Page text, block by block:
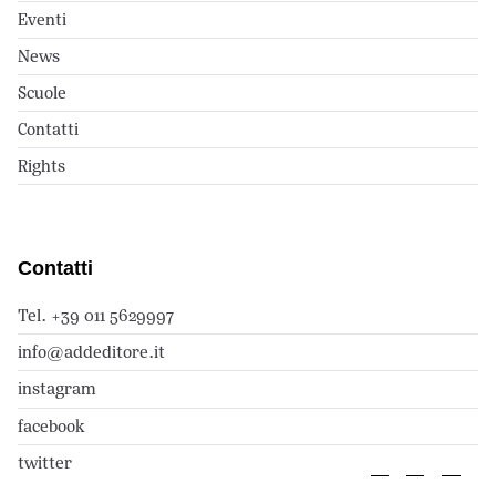
Eventi
News
Scuole
Contatti
Rights
Contatti
Tel. +39 011 5629997
info@addeditore.it
instagram
facebook
twitter